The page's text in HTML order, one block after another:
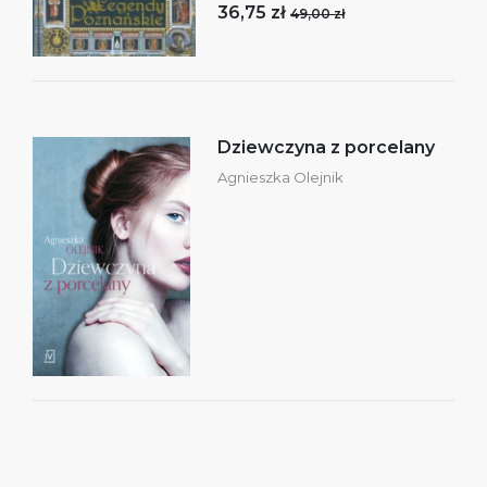
36,75 zł 49,00 zł
Dziewczyna z porcelany
Agnieszka Olejnik